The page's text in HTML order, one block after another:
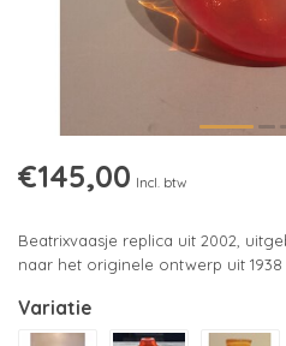
€145,00 Incl. btw
Beatrixvaasje replica uit 2002,
naar het originele ontwerp uit 1938
Variatie